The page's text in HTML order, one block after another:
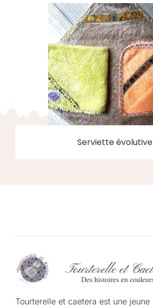
Serviette évolutive
Tourterelle et caetera est une jeune